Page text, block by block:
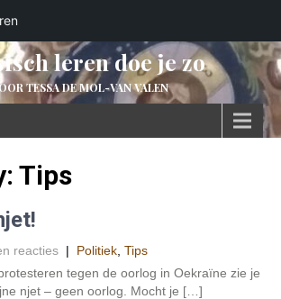
leren doe je zo
TESSA DE MOL-VAN VALEN
Tips
reacties | Politiek Tips
tegen de oorlog in Oekraïne zie je
njet – geen oorlog. Mocht je […]